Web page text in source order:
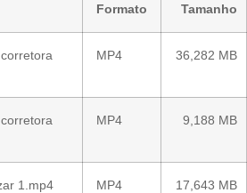
Formato Tamanho
MP4 36,282 MB
MP4 9,188 MB
1.mp4 MP4 17,643 MB